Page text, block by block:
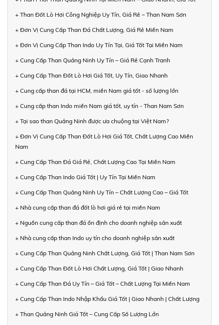
+ Than Đốt Lò Hơi Công Nghiệp Uy Tín, Giá Rẻ – Than Nam Sơn
+ Đơn Vị Cung Cấp Than Đá Chất Lượng, Giá Rẻ Miền Nam
+ Đơn Vị Cung Cấp Than Indo Uy Tín Tại, Giá Tốt Tại Miền Nam
+ Cung Cấp Than Quảng Ninh Uy Tín – Giá Rẻ Cạnh Tranh
+ Cung Cấp Than Đốt Lò Hơi Giá Tốt, Uy Tín, Giao Nhanh
+ Cung cấp than đá tại HCM, miền Nam giá tốt - số lượng lớn
+ Cung cấp than Indo miền Nam giá tốt, uy tín - Than Nam Sơn
+ Tại sao than Quảng Ninh được ưa chuộng tại Việt Nam?
+ Đơn Vị Cung Cấp Than Đốt Lò Hơi Giá Tốt, Chất Lượng Cao Miền
Nam
+ Cung Cấp Than Đá Giá Rẻ, Chất Lượng Cao Tại Miền Nam
+ Cung Cấp Than Indo Giá Tốt | Uy Tín Tại Miền Nam
+ Cung Cấp Than Quảng Ninh Uy Tín – Chất Lượng Cao – Giá Tốt
+ Nhà cung cấp than đá đốt lò hơi giá rẻ tại miền Nam
+ Nguồn cung cấp than đá ổn định cho doanh nghiệp sản xuất
+ Nhà cung cấp than Indo uy tín cho doanh nghiệp sản xuất
+ Cung Cấp Than Quảng Ninh Chất Lượng, Giá Tốt | Than Nam Sơn
+ Cung Cấp Than Đốt Lò Hơi Chất Lượng, Giá Tốt | Giao Nhanh
+ Cung Cấp Than Đá Uy Tín – Giá Tốt – Chất Lượng Tại Miền Nam
+ Cung Cấp Than Indo Nhập Khẩu Giá Tốt | Giao Nhanh | Chất Lượng
+ Than Quảng Ninh Giá Tốt – Cung Cấp Số Lượng Lớn